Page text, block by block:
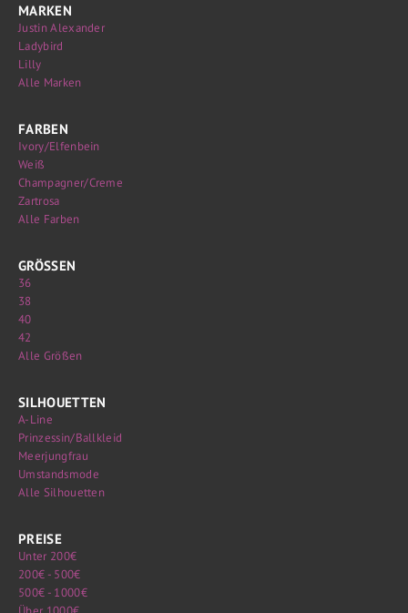
MARKEN
Justin Alexander
Ladybird
Lilly
Alle Marken
FARBEN
Ivory/Elfenbein
Weiß
Champagner/Creme
Zartrosa
Alle Farben
GRÖSSEN
36
38
40
42
Alle Größen
SILHOUETTEN
A-Line
Prinzessin/Ballkleid
Meerjungfrau
Umstandsmode
Alle Silhouetten
PREISE
Unter 200€
200€ - 500€
500€ - 1000€